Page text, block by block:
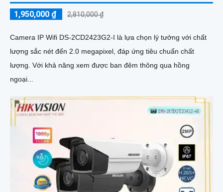
1,950,000 ₫ 2,810,000 ₫
Camera IP Wifi DS-2CD2423G2-I là lựa chọn lý tưởng với chất
lượng sắc nét đến 2.0 megapixel, đáp ứng tiêu chuẩn chất
lượng. Với khả năng xem được ban đêm thông qua hồng
ngoại...